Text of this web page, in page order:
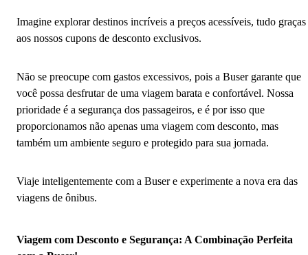
Imagine explorar destinos incríveis a preços acessíveis, tudo graças
aos nossos cupons de desconto exclusivos.
Não se preocupe com gastos excessivos, pois a Buser garante que
você possa desfrutar de uma viagem barata e confortável. Nossa
prioridade é a segurança dos passageiros, e é por isso que
proporcionamos não apenas uma viagem com desconto, mas
também um ambiente seguro e protegido para sua jornada.
Viaje inteligentemente com a Buser e experimente a nova era das
viagens de ônibus.
Viagem com Desconto e Segurança: A Combinação Perfeita